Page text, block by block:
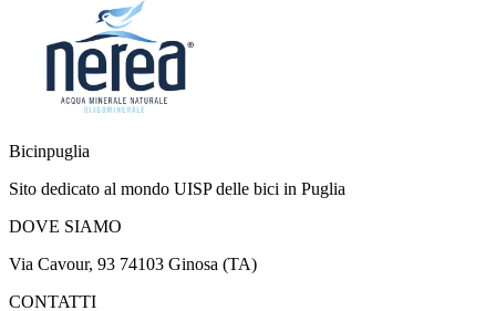
Bicinpuglia
Sito dedicato al mondo UISP delle bici in Puglia
DOVE SIAMO
Via Cavour, 93 74103 Ginosa (TA)
CONTATTI